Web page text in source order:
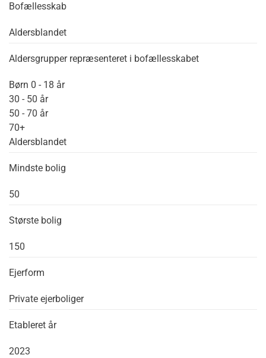
Bofællesskab
Aldersblandet
Aldersgrupper repræsenteret i bofællesskabet
Børn 0 - 18 år
30 - 50 år
50 - 70 år
70+
Aldersblandet
Mindste bolig
50
Største bolig
150
Ejerform
Private ejerboliger
Etableret år
2023